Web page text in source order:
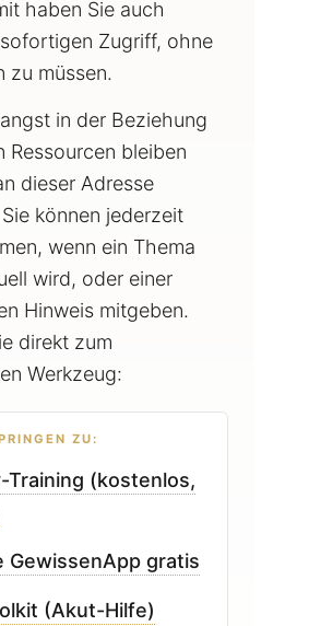
haben Sie auch
Zugriff, ohne
zu müssen.
in der Beziehung
Ressourcen bleiben
dieser Adresse
können jederzeit
wenn ein Thema
wird, oder einer
Hinweis mitgeben.
direkt zum
Werkzeug:
ZU:
Training (kostenlos,
GewissenApp gratis
(Akut-Hilfe)